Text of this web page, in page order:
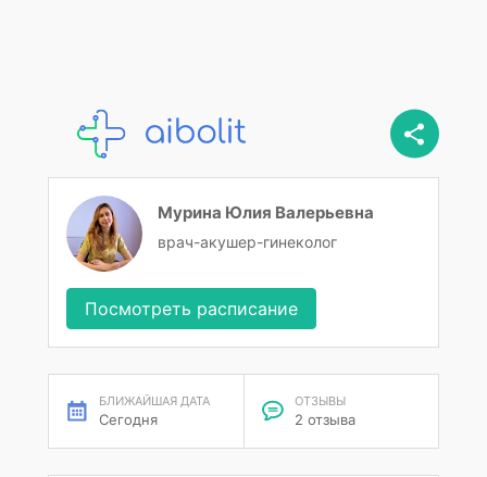
Мурина Юлия Валерьевна
врач-акушер-гинеколог
Посмотреть расписание
БЛИЖАЙШАЯ ДАТА
Сегодня
ОТЗЫВЫ
2 отзыва